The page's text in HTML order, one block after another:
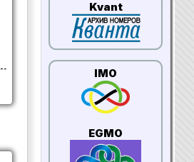
Kvant
IMO
EGMO